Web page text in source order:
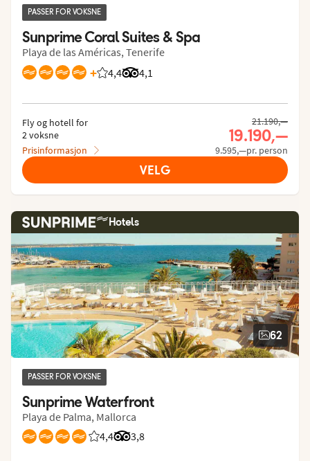
PASSER FOR VOKSNE
Sunprime Coral Suites & Spa
Playa de las Américas, Tenerife
+ 4,4
Vurdering fra Vings gjester: 4.416/5
4,1
Vurdering fra Tripadvisor: 4.1 of 5
Fly og hotell for
2 voksne
Prisinformasjon
21.190,—
19.190,—
9.595,—pr. person
VELG
Hotels
62
PASSER FOR VOKSNE
Sunprime Waterfront
Playa de Palma, Mallorca
4,4
Vurdering fra Vings gjester: 4.381/5
3,8
Vurdering fra Tripadvisor: 3.8 of 5